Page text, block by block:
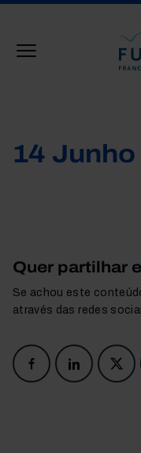
14
Quer partilhar
Se achou este
através das redes